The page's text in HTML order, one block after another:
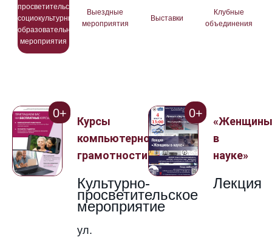
просветительские,
социокультурные,
образовательные
мероприятия
Выездные
мероприятия
Выставки
Клубные
объединения
Курсы
компьютерной
грамотности
Культурно-
просветительское
мероприятие
ул.
0+
«Женщины
в
науке»
Лекция
0+